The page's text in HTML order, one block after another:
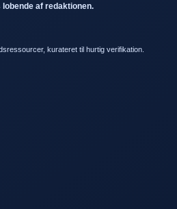
af redaktionen.
kurateret til hurtig verifikation.